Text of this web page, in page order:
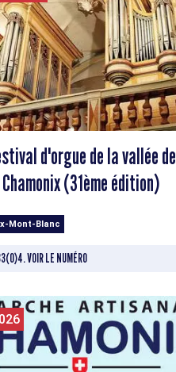
d'orgue de la vallée de
Chamonix (31ème édition)
Mont-Blanc
VOIR LE NUMÉRO